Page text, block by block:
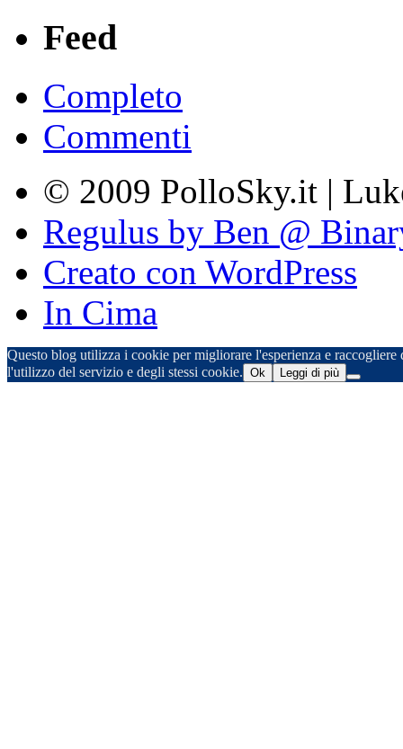
Feed
Completo
Commenti
© 2009 PolloSky.it |
Regulus by Ben @
Creato con WordPress
In Cima
Questo blog utilizza i cookie per migliorare l'esperienza e
l'utilizzo del servizio e degli stessi cookie. Ok Leggi di più